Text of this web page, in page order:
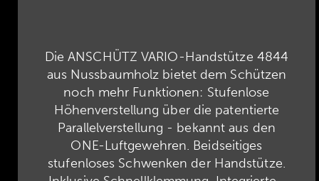
Die ANSCHÜTZ VARIO-Handstütze 4844
aus Nussbaumholz bietet dem Schützen
noch mehr Funktionen: Stufenlose
Höhenverstellung über die patentierte
Parallelverstellung - bekannt aus den
ONE-Luftgewehren. Beidseitiges
stufenloses Schwenken der Handstütze.